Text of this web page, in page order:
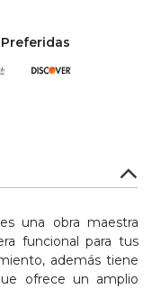
una obra maestra
funcional para tus
además tiene
ofrece un amplio